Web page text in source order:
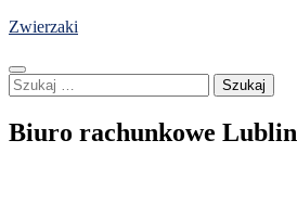
Skip
content
Zwierzaki
Szukaj:
Biuro rachunkowe Lublin